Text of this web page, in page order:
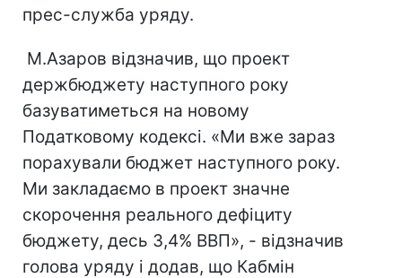
прес-служба уряду.
М.Азаров відзначив, що проект
держбюджету наступного року
базуватиметься на новому
Податковому кодексі. «Ми вже зараз
порахували бюджет наступного року.
Ми закладаємо в проект значне
скорочення реального дефіциту
бюджету, десь 3,4% ВВП», - відзначив
голова уряду і додав, що Кабмін